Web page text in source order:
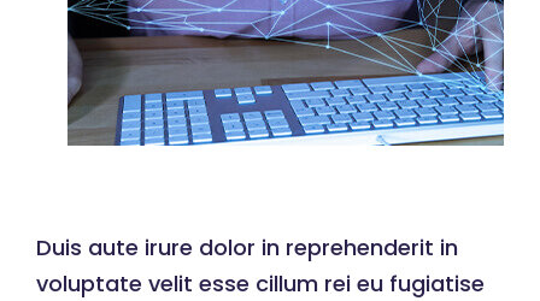
Duis aute irure dolor in reprehenderit in
voluptate velit esse cillum rei eu fugiatise